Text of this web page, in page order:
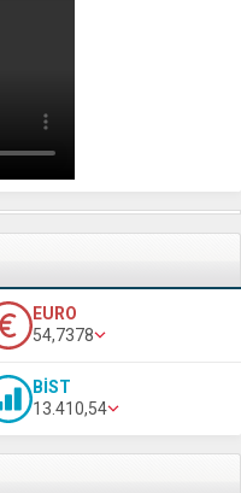
EURO
54,7378
BİST
13.410,54